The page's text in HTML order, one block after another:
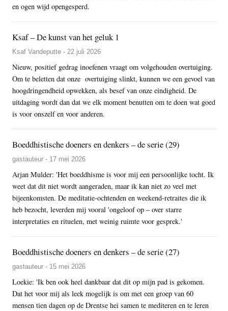
en ogen wijd opengesperd.
Ksaf – De kunst van het geluk 1
Ksaf Vandeputte - 22 juli 2026
Nieuw, positief gedrag inoefenen vraagt om volgehouden overtuiging.
Om te beletten dat onze overtuiging slinkt, kunnen we een gevoel van
hoogdringendheid opwekken, als besef van onze eindigheid. De
uitdaging wordt dan dat we elk moment benutten om te doen wat goed
is voor onszelf en voor anderen.
Boeddhistische doeners en denkers – de serie (29)
gastauteur - 17 mei 2026
Arjan Mulder: 'Het boeddhisme is voor mij een persoonlijke tocht. Ik
weet dat dit niet wordt aangeraden, maar ik kan niet zo veel met
bijeenkomsten. De meditatie-ochtenden en weekend-retraites die ik
heb bezocht, leverden mij vooral 'ongeloof op – over starre
interpretaties en rituelen, met weinig ruimte voor gesprek.'
Boeddhistische doeners en denkers – de serie (27)
gastauteur - 15 mei 2026
Loekie: 'Ik ben ook heel dankbaar dat dit op mijn pad is gekomen.
Dat het voor mij als leek mogelijk is om met een groep van 60
mensen tien dagen op de Drentse hei samen te mediteren en te leren